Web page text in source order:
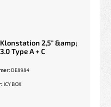
2,5" &amp;
Type A + C
DE8984
ICY BOX